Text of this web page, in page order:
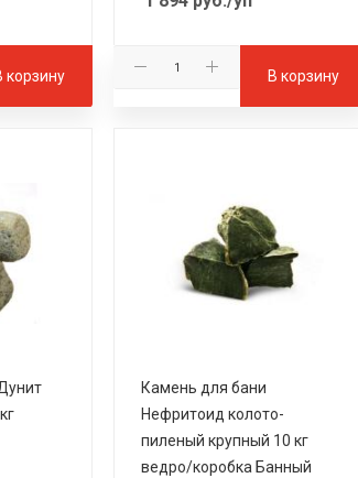
корзину В корзину
Камень для бани
Нефритоид колото-
пиленый крупный 10 кг
ведро/коробка Банный